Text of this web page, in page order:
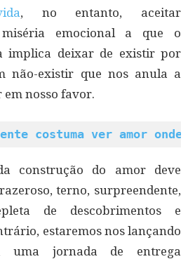
, no entanto, aceitar
emocional a que o
implica deixar de existir por
não-existir que nos anula a
em nosso favor.
costuma ver amor onde
construção do amor deve
terno, surpreendente,
de descobrimentos e
estaremos nos lançando
uma jornada de entrega